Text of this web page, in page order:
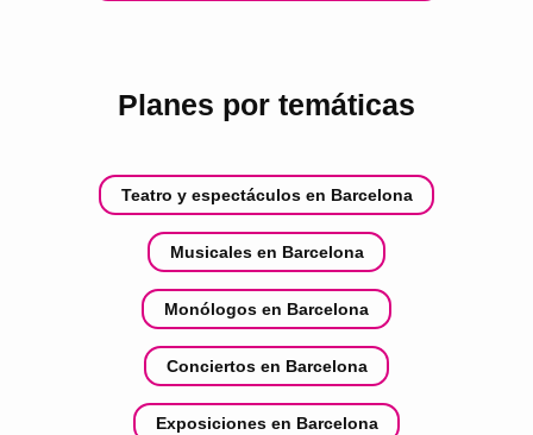
Planes por temáticas
Teatro y espectáculos en Barcelona
Musicales en Barcelona
Monólogos en Barcelona
Conciertos en Barcelona
Exposiciones en Barcelona